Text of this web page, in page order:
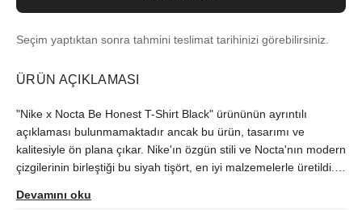
Seçim yaptıktan sonra tahmini teslimat tarihinizi görebilirsiniz.
ÜRÜN AÇIKLAMASI
"Nike x Nocta Be Honest T-Shirt Black" ürününün ayrıntılı
açıklaması bulunmamaktadır ancak bu ürün, tasarımı ve
kalitesiyle ön plana çıkar. Nike'ın özgün stili ve Nocta'nın modern
çizgilerinin birleştiği bu siyah tişört, en iyi malzemelerle üretildi.
şıklığı tercih edenlerin de beğenisine sunulmuştur. Nike x Nocta
Devamını oku